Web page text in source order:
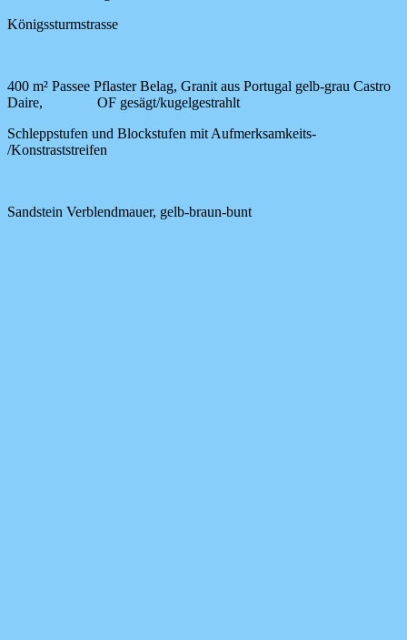
Königssturmstrasse
400 m² Passee Pflaster Belag, Granit aus Portugal gelb-grau Castro
Daire, OF gesägt/kugelgestrahlt
Schleppstufen und Blockstufen mit Aufmerksamkeits-
/Konstraststreifen
Sandstein Verblendmauer, gelb-braun-bunt